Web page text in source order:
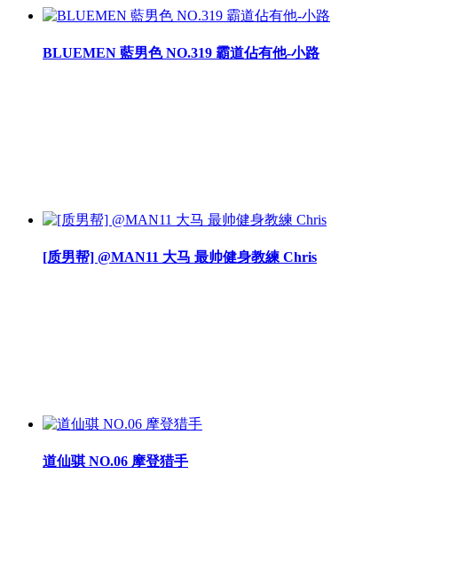
BLUEMEN 藍男色 NO.319 霸道佔有他-小路
[质男帮] @MAN11 大马 最帅健身教練 Chris
道仙骐 NO.06 摩登猎手